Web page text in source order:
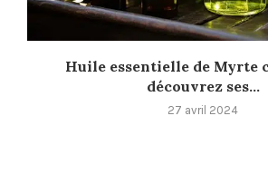
Huile essentielle de Myrte
découvrez ses...
27 avril 2024